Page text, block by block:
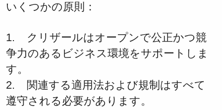
いくつかの原則：
1. クリザールはオープンで公正かつ競
争力のあるビジネス環境をサポートしま
す。
2. 関連する適用法および規制はすべて
遵守される必要があります。